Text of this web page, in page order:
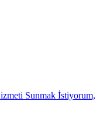
Sunmak İstiyorum,